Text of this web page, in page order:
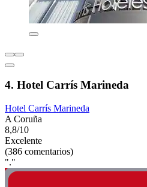
4. Hotel Carrís Marineda
Hotel Carrís Marineda
A Coruña
8,8/10
Excelente
(386 comentarios)
"."